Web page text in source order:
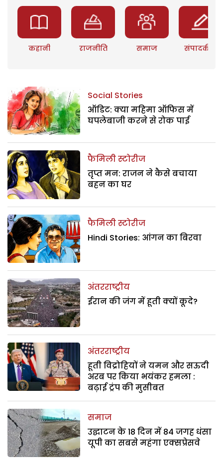
कहानी राजनीति समाज संपादकीय
Social Stories
ऑडिट: क्या महिमा ऑफिस में
घपलेबाजी करने से रोक पाई
फैमिली स्टोरीज
तृप्त मन: राजन ने कैसे बचाया
बहन का घर
फैमिली स्टोरीज
Hindi Stories: आंगन का बिरवा
अंतरराष्ट्रीय
ईरान की जंग में हूती क्यों कूदे?
अंतरराष्ट्रीय
हूती विद्रोहियों ने यमन और सऊदी
अरब पर किया भयंकर हमला :
बढ़ाई ट्रंप की मुसीबत
समाज
उद्घाटन के 18 दिन में 84 जगह धंसा
यूपी का सबसे महंगा एक्सप्रेसवे